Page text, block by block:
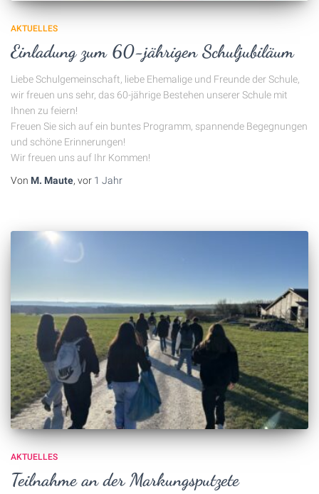
AKTUELLES
Einladung zum 60-jährigen Schuljubiläum
Liebe Schulgemeinschaft, liebe Ehemalige und Freunde der Schule,
wir freuen uns sehr, das 60-jährige Bestehen unserer Schule mit
Ihnen zu feiern!
Freuen Sie sich auf ein buntes Programm, spannende Begegnungen
und schöne Erinnerungen!
Wir freuen uns auf Ihr Kommen!
Von M. Maute, vor 1 Jahr
AKTUELLES
Teilnahme an der Markungsputzete